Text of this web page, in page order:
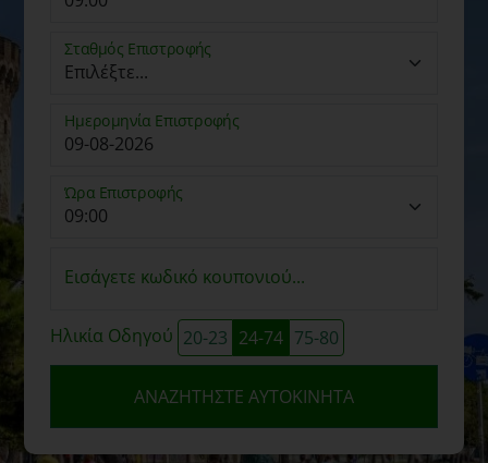
Σταθμός Επιστροφής
Ημερομηνία Επιστροφής
Ώρα Επιστροφής
Εισάγετε κωδικό κουπονιού...
Ηλικία Οδηγού 20-23 24-74 75-80
ΑΝΑΖΗΤΉΣΤΕ ΑΥΤΟΚΊΝΗΤΑ